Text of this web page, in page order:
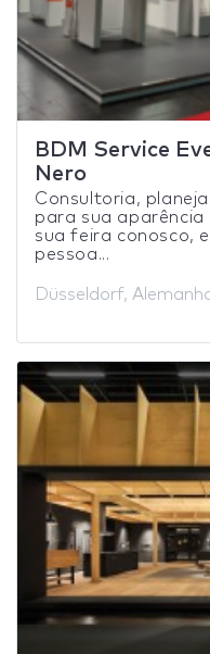
BDM Service
Nero
Consultoria,
para sua aparência
sua feira conosco,
pessoa...
Düsseldorf,